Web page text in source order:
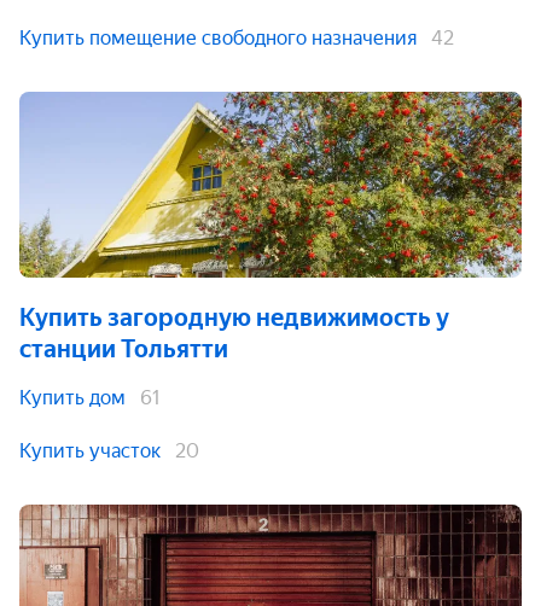
Купить помещение свободного назначения 42
Купить загородную недвижимость у
станции Тольятти
Купить дом 61
Купить участок 20